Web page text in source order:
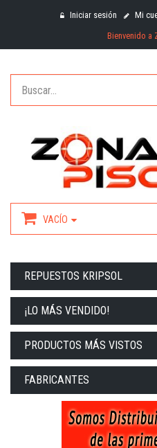
Iniciar sesión Mi
Bienvenido a
VACÍO
REPUESTOS KRIPSOL
¡LO MÁS VENDIDO!
PRODUCTOS MÁS VISTOS
FABRICANTES